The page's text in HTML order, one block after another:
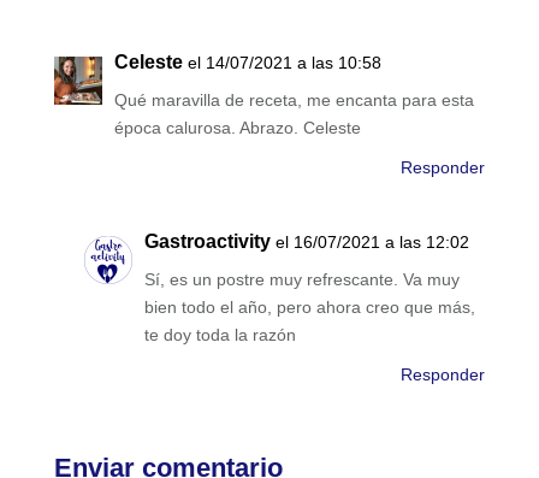
Celeste el 14/07/2021 a las 10:58
Qué maravilla de receta, me encanta para esta
época calurosa. Abrazo. Celeste
Responder
Gastroactivity el 16/07/2021 a las 12:02
Sí, es un postre muy refrescante. Va muy
bien todo el año, pero ahora creo que más,
te doy toda la razón
Responder
Enviar comentario